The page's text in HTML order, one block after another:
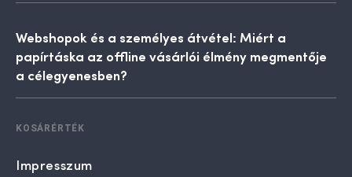
Webshopok és a személyes átvétel: Miért a
papírtáska az offline vásárlói élmény megmentője
a célegyenesben?
KOSÁRÉRTÉK
Impresszum